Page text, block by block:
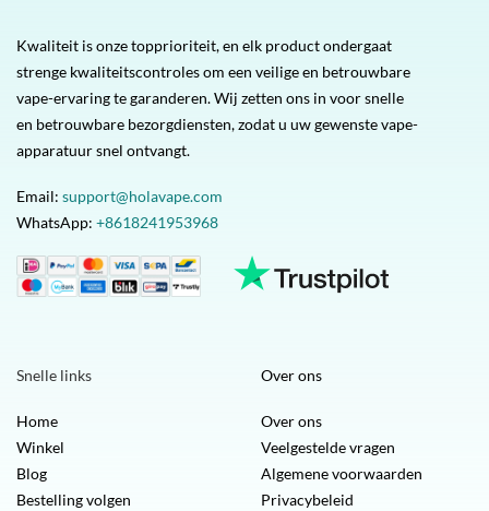
Kwaliteit is onze topprioriteit, en elk product ondergaat
strenge kwaliteitscontroles om een veilige en betrouwbare
vape-ervaring te garanderen. Wij zetten ons in voor snelle
en betrouwbare bezorgdiensten, zodat u uw gewenste vape-
apparatuur snel ontvangt.
Email: support@holavape.com
WhatsApp: +8618241953968
Snelle links
Home
Winkel
Blog
Bestelling volgen
Over ons
Over ons
Veelgestelde vragen
Algemene voorwaarden
Privacybeleid